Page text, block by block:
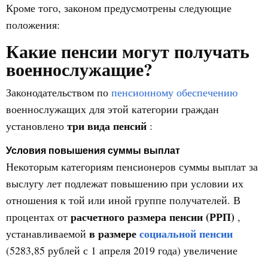
Кроме того, законом предусмотрены следующие
положения:
Какие пенсии могут получать
военнослужащие?
Законодательством по пенсионному обеспечению
военнослужащих для этой категории граждан
установлено три вида пенсий :
Условия повышения суммы выплат
Некоторым категориям пенсионеров суммы выплат за
выслугу лет подлежат повышению при условии их
отношения к той или иной группе получателей. В
процентах от расчетного размера пенсии (РРП) ,
устанавливаемой в размересоциальной пенсии
(5283,85 рублей с 1 апреля 2019 года) увеличение